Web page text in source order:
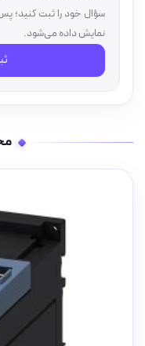
سؤال خود را ثبت کنید؛
نمایش داده می‌شود.